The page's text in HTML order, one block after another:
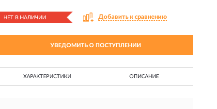
НЕТ В НАЛИЧИИ Добавить к сравнению
УВЕДОМИТЬ О ПОСТУПЛЕНИИ
ХАРАКТЕРИСТИКИ ОПИСАНИЕ